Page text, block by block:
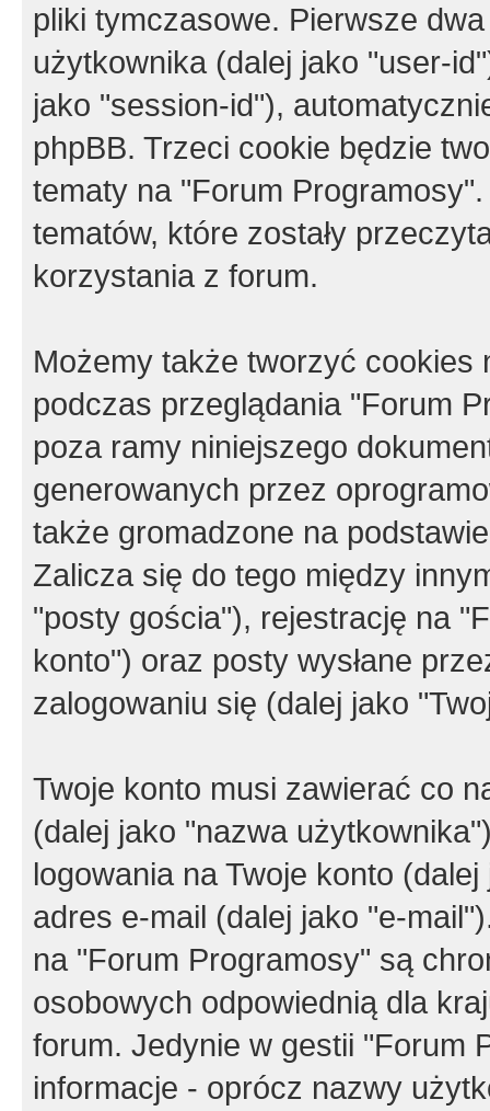
pliki tymczasowe. Pierwsze
użytkownika (dalej jako "user-
jako "session-id"),
phpBB. Trzeci cookie będzie
tematy na "Forum
tematów, które zostały
korzystania z forum.
Możemy także tworzyć cookies
podczas przeglądania "Forum
poza ramy niniejszego
generowanych przez
także gromadzone na
Zalicza się do tego między
"posty gościa"), rejestrację na
konto") oraz posty wysłane
zalogowaniu się (dalej jako
Twoje konto musi zawierać co
(dalej jako "nazwa
logowania na Twoje konto
adres e-mail (dalej jako "e-
na "Forum Programosy" są
osobowych odpowiednią dla
forum. Jedynie w gestii "Forum
informacje - oprócz nazwy